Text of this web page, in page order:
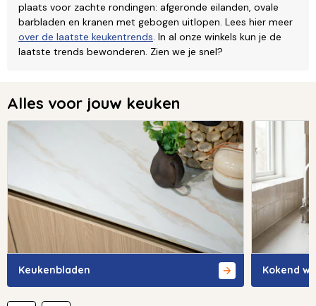
plaats voor zachte rondingen: afgeronde eilanden, ovale
barbladen en kranen met gebogen uitlopen. Lees hier meer
over de laatste keukentrends. In al onze winkels kun je de
laatste trends bewonderen. Zien we je snel?
Alles voor jouw keuken
Keukenbladen Kokend